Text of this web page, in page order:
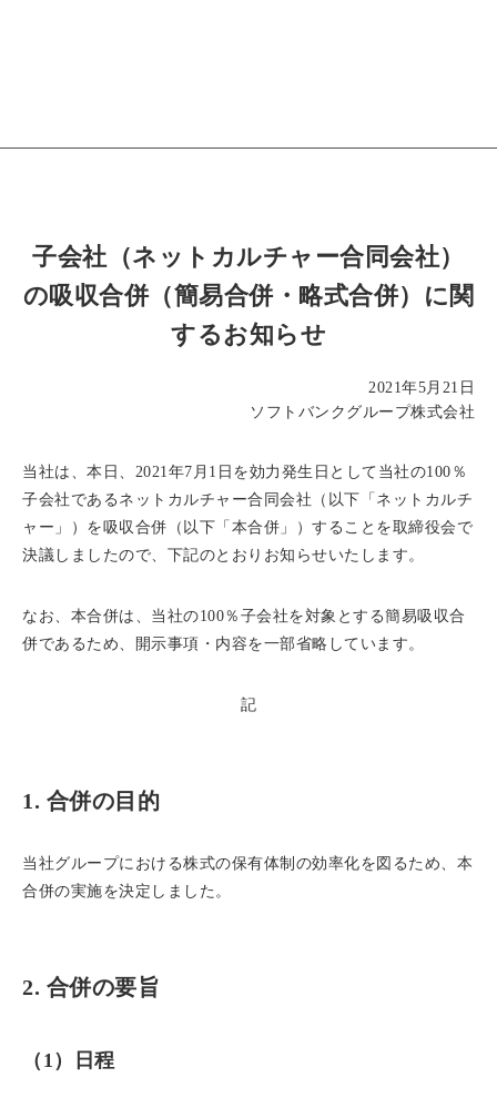
子会社（ネットカルチャー合同会社）
の吸収合併（簡易合併・略式合併）に関
するお知らせ
2021年5月21日
ソフトバンクグループ株式会社
当社は、本日、2021年7月1日を効力発生日として当社の100％
子会社であるネットカルチャー合同会社（以下「ネットカルチ
ャー」）を吸収合併（以下「本合併」）することを取締役会で
決議しましたので、下記のとおりお知らせいたします。
なお、本合併は、当社の100％子会社を対象とする簡易吸収合
併であるため、開示事項・内容を一部省略しています。
記
1. 合併の目的
当社グループにおける株式の保有体制の効率化を図るため、本
合併の実施を決定しました。
2. 合併の要旨
（1）日程